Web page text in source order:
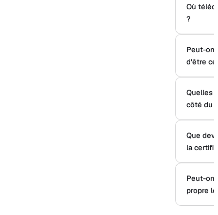
Où
?
Peut-on
d'être
Quelles
côté du
Que
la
Peut-on
propre